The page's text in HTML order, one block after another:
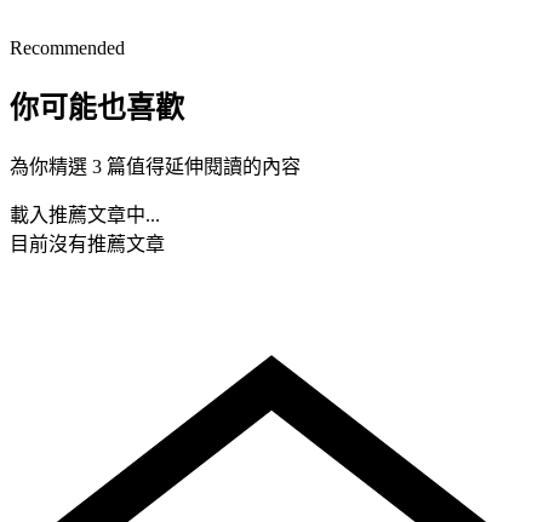
Recommended
你可能也喜歡
為你精選 3 篇值得延伸閱讀的內容
載入推薦文章中...
目前沒有推薦文章